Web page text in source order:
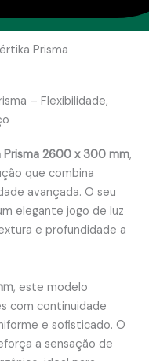
Prisma
– Flexibilidade,
2600 x 300 mm,
que combina
avançada. O seu
elegante jogo de luz
e profundidade a
, este modelo
com continuidade
e sofisticado. O
a sensação de